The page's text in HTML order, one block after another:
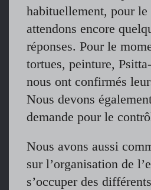
habituellement, pour le
attendons encore
réponses. Pour le
tortues, peinture,
nous ont confirmés
Nous devons
demande pour le
Nous avons aussi
sur l’organisation de
s’occuper des différents